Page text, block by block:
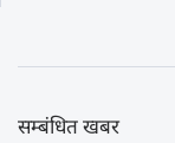
सम्बंधित खबर